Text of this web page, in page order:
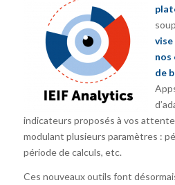
nos
de
indicateurs proposés à vos
modulant plusieurs paramètres :
période de calculs, etc.
Ces nouveaux outils font